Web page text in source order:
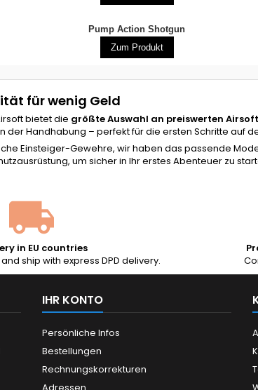
Pump Action Shotgun
Zum Produkt
für wenig Geld
bietet die größte Auswahl an preiswerten
der Handhabung – perfekt für die ersten Schritte auf
Einsteiger-Gewehre, wir haben das passende
, um sicher in Ihr erstes Abenteuer zu
in EU countries
ship with express DPD delivery.
IHR KONTO
Persönliche Infos
Bestellungen
Rechnungskorrekturen
Adressen